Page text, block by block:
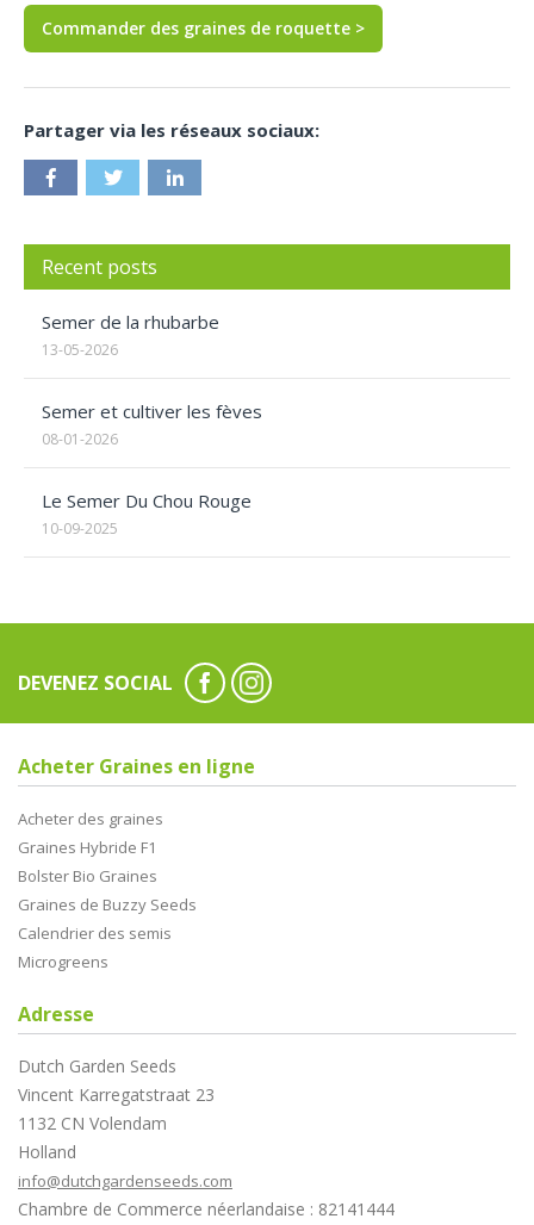
Commander des graines de roquette >
Partager via les réseaux sociaux:
Recent posts
Semer de la rhubarbe
13-05-2026
Semer et cultiver les fèves
08-01-2026
Le Semer Du Chou Rouge
10-09-2025
DEVENEZ SOCIAL
Acheter Graines en ligne
Acheter des graines
Graines Hybride F1
Bolster Bio Graines
Graines de Buzzy Seeds
Calendrier des semis
Microgreens
Adresse
Dutch Garden Seeds
Vincent Karregatstraat 23
1132 CN Volendam
Holland
info@dutchgardenseeds.com
Chambre de Commerce néerlandaise : 82141444